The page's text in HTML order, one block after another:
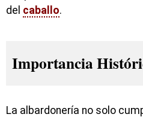
del caballo.
Importancia
La albardonería no solo